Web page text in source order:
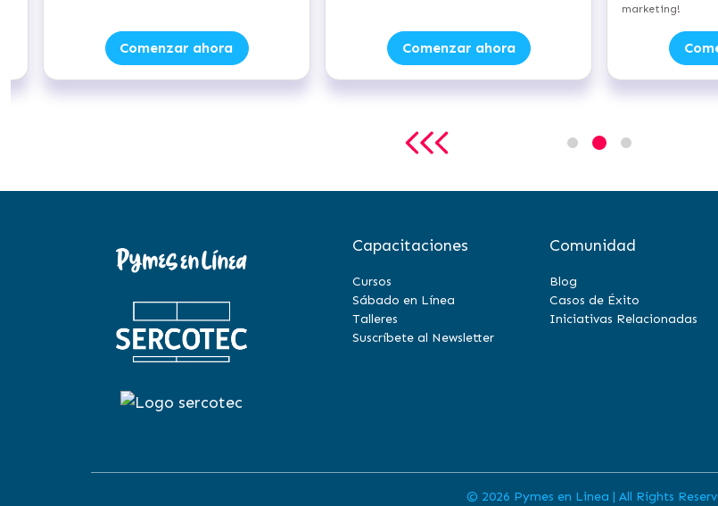
Comenzar ahora Comenzar ahora
marketing!
Capacitaciones
Cursos
Sábado en Línea
Talleres
Suscríbete al Newsletter
Comunidad
Blog
Casos de Éxito
Iniciativas Relacionadas
© 2026 Pymes en Linea | All Rights